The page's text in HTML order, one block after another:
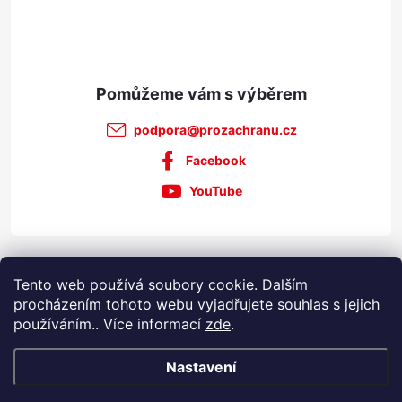
Tento web používá soubory cookie. Dalším
procházením tohoto webu vyjadřujete souhlas s jejich
používáním.. Více informací zde.
Nastavení
podpora@prozachranu.cz
Facebook
YouTube